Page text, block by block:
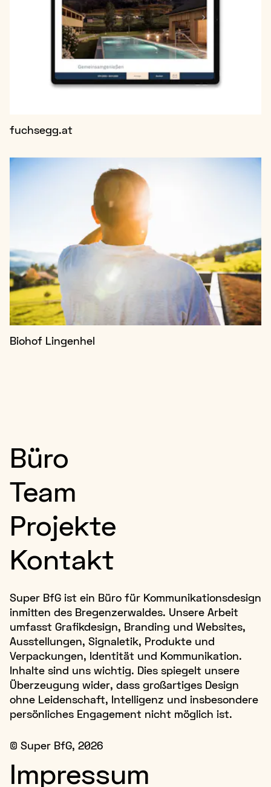
fuchsegg.at
Biohof Lingenhel
Büro
Team
Projekte
Kontakt
Super BfG ist ein Büro für Kommunikationsdesign
inmitten des Bregenzerwaldes. Unsere Arbeit
umfasst Grafikdesign, Branding und Websites,
Ausstellungen, Signaletik, Produkte und
Verpackungen, Identität und Kommunikation.
Inhalte sind uns wichtig. Dies spiegelt unsere
Überzeugung wider, dass großartiges Design
ohne Leidenschaft, Intelligenz und insbesondere
persönliches Engagement nicht möglich ist.
© Super BfG, 2026
Impressum